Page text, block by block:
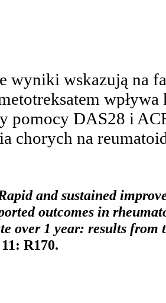
wyniki wskazują na
pomocy DAS28 i
chorych na
and sustained
outcomes in
over 1 year: results
R170.